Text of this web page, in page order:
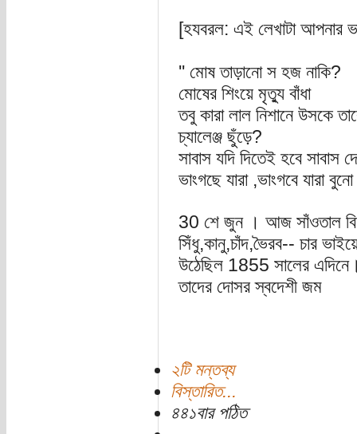
[হযবরল: এই লেখাটা আপনার
'' মোষ তাড়ানো স হজ নাকি?
মোষের শিংয়ে মৃতু্য বাঁধা
তবু কারা লাল নিশানে উসকে
চ্যালেঞ্জ ছুঁড়ে?
সাবাস যদি দিতেই হবে সাবাস
ভাংগছে যারা ,ভাংগবে যারা
30 শে জুন । আজ সাঁওতাল
সিঁধু,কানু,চাঁদ,ভৈরব-- চার
উঠেছিল 1855 সালের
তাদের দোসর স্বদেশী জম
২টি মন্তব্য
বিস্তারিত...
৪৪১বার পঠিত